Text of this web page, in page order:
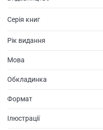
Серія книг
Рік видання
Мова
Обкладинка
Формат
Ілюстрації